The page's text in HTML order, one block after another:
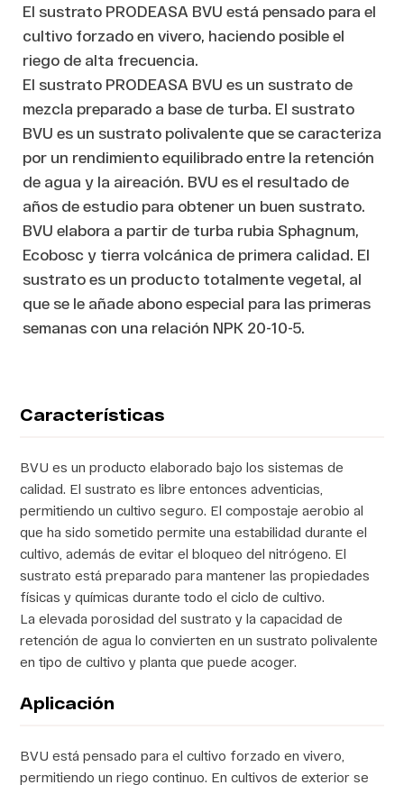
El sustrato PRODEASA BVU está pensado para el
cultivo forzado en vivero, haciendo posible el
riego de alta frecuencia.
El sustrato PRODEASA BVU es un sustrato de
mezcla preparado a base de turba. El sustrato
BVU es un sustrato polivalente que se caracteriza
por un rendimiento equilibrado entre la retención
de agua y la aireación. BVU es el resultado de
años de estudio para obtener un buen sustrato.
BVU elabora a partir de turba rubia Sphagnum,
Ecobosc y tierra volcánica de primera calidad. El
sustrato es un producto totalmente vegetal, al
que se le añade abono especial para las primeras
semanas con una relación NPK 20-10-5.
Características
BVU es un producto elaborado bajo los sistemas de
calidad. El sustrato es libre entonces adventicias,
permitiendo un cultivo seguro. El compostaje aerobio al
que ha sido sometido permite una estabilidad durante el
cultivo, además de evitar el bloqueo del nitrógeno. El
sustrato está preparado para mantener las propiedades
físicas y químicas durante todo el ciclo de cultivo.
La elevada porosidad del sustrato y la capacidad de
retención de agua lo convierten en un sustrato polivalente
en tipo de cultivo y planta que puede acoger.
Aplicación
BVU está pensado para el cultivo forzado en vivero,
permitiendo un riego continuo. En cultivos de exterior se